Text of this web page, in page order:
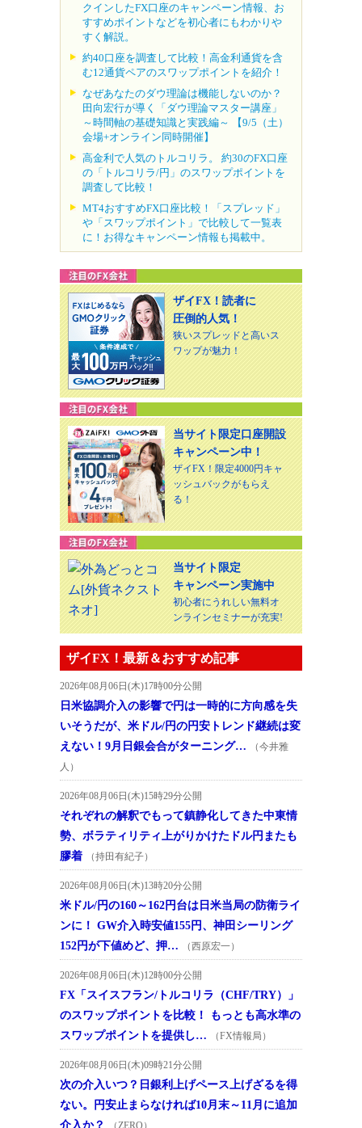
クインしたFX口座のキャンペーン情報、お
すすめポイントなどを初心者にもわかりや
すく解説。
約40口座を調査して比較！高金利通貨を含
む12通貨ペアのスワップポイントを紹介！
なぜあなたのダウ理論は機能しないのか？
田向宏行が導く「ダウ理論マスター講座」
～時間軸の基礎知識と実践編～ 【9/5（土）
会場+オンライン同時開催】
高金利で人気のトルコリラ。 約30のFX口座
の「トルコリラ/円」のスワップポイントを
調査して比較！
MT4おすすめFX口座比較！「スプレッド」
や「スワップポイント」で比較して一覧表
に！お得なキャンペーン情報も掲載中。
ザイFX！読者に
圧倒的人気！
狭いスプレッドと高いス
ワップが魅力！
当サイト限定口座開設
キャンペーン中！
ザイFX！限定4000円キャ
ッシュバックがもらえ
る！
当サイト限定
キャンペーン実施中
初心者にうれしい無料オ
ンラインセミナーが充実!
ザイFX！最新＆おすすめ記事
2026年08月06日(木)17時00分公開
日米協調介入の影響で円は一時的に方向感を失
いそうだが、米ドル/円の円安トレンド継続は変
えない！9月日銀会合がターニング…
（今井雅
人）
2026年08月06日(木)15時29分公開
それぞれの解釈でもって鎮静化してきた中東情
勢、ボラティリティ上がりかけたドル円またも
膠着
（持田有紀子）
2026年08月06日(木)13時20分公開
米ドル/円の160～162円台は日米当局の防衛ライ
ンに！ GW介入時安値155円、神田シーリング
152円が下値めど、押…
（西原宏一）
2026年08月06日(木)12時00分公開
FX「スイスフラン/トルコリラ（CHF/TRY）」
のスワップポイントを比較！ もっとも高水準の
スワップポイントを提供し…
（FX情報局）
2026年08月06日(木)09時21分公開
次の介入いつ？日銀利上げペース上げざるを得
ない。円安止まらなければ10月末～11月に追加
介入か？
（ZERO）